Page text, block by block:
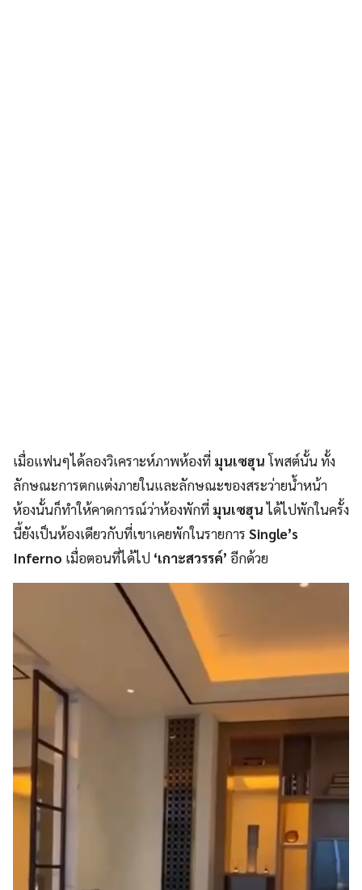
เมื่อแฟนๆได้ลองวิเคราะห์ภาพห้องที่ มุนเซฮุนโพสต์นั้น ทั้ง
ลักษณะการตกแต่งภายในและลักษณะของสระว่ายน้ำหน้า
ห้องนั้นก็ทำให้คาดการณ์ว่าห้องพักที่ มุนเซฮุนได้ไปพักในครั้ง
นี้ยังเป็นห้องเดียวกับที่เขาเคยพักในรายการ Single’s
Inferno เมื่อตอนที่ได้ไป ‘เกาะสวรรค์’ อีกด้วย